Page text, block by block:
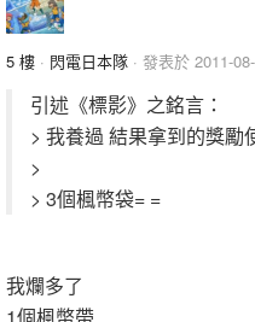
5 樓 · 閃電日本隊 · 發表於 2011-
引述《標影》之銘言：
> 我養過 結果拿到的獎勵
>
> 3個楓幣袋= =
我爛多了